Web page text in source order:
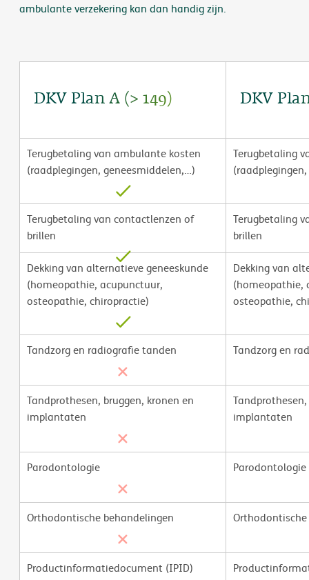
ambulante verzekering kan dan handig zijn.
DKV Plan A (> 149)
Terugbetaling van ambulante kosten
(raadplegingen, geneesmiddelen,…)
Terugbetaling van contactlenzen of
brillen
Dekking van alternatieve geneeskunde
(homeopathie, acupunctuur,
osteopathie, chiropractie)
Tandzorg en radiografie tanden
Tandprothesen, bruggen, kronen en
implantaten
Parodontologie
Orthodontische behandelingen
Productinformatiedocument (IPID)
DKV
Terugbetaling
Terugbetaling
brillen
Dekking van
(homeopathie,
osteopathie,
Tandzorg en
implantaten
Parodontologie